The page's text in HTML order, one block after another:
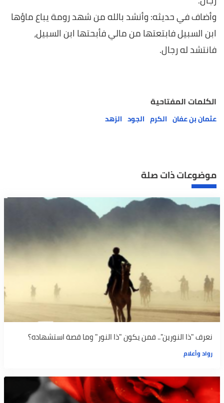
وأضاف في حديثه: وأنشد بالله من شهد رومة يباع ماؤها
ابن السبيل فابتعتها من مالي فأبحتها ابن السبيل،
فانتشد له رجال.
الكلمات المفتاحية
عثمان بن عفان الكرم الجود الزهد
موضوعات ذات صلة
نعرف "ذا النورين".. فمن يكون "ذا النور" وما قصة استشهاده؟
رواد وأعلام